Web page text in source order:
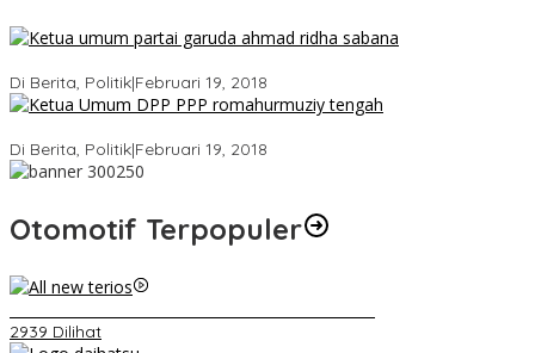
Di Berita, Politik|Februari 19, 2018
Di Berita, Politik|Februari 19, 2018
Otomotif Terpopuler
2939 Dilihat